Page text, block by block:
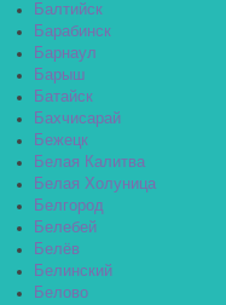
Балтийск
Барабинск
Барнаул
Барыш
Батайск
Бахчисарай
Бежецк
Белая Калитва
Белая Холуница
Белгород
Белебей
Белёв
Белинский
Белово